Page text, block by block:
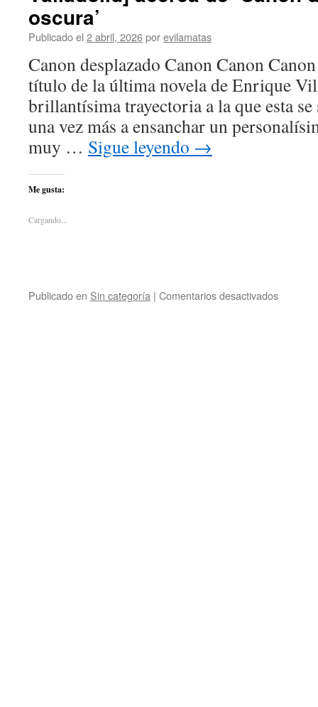
oscura’
Publicado el 2 abril, 2026porevilamatas
Canon desplazado Canon Canon
título de la última novela de Enrique
brillantísima trayectoria a la que esta
una vez más a ensanchar un
muy … Sigue leyendo →
Me gusta:
Cargando...
Publicado en Sin categoría | Comentarios desactivados